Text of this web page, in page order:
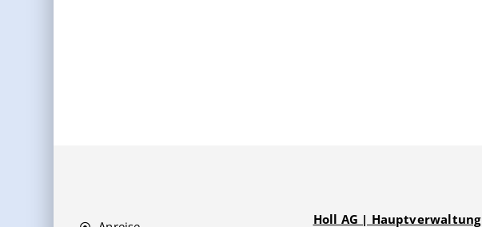
Holl AG | Hauptverwaltung